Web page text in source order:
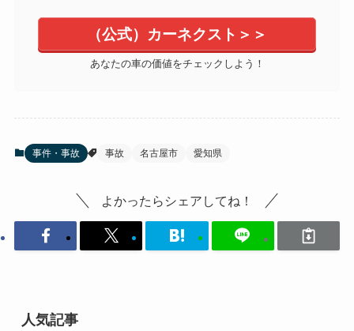
（公式）カーネクスト＞＞
あなたの車の価値をチェックしよう！
事件・事故 事故 名古屋市 愛知県
よかったらシェアしてね！
人気記事